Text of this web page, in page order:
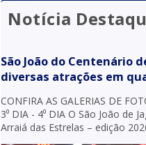
Notícia
São João do Centenário
diversas atrações em
CONFIRA AS GALERIAS DE
3⁰ DIA - 4⁰ DIA O São João de
Arraiá das Estrelas – edição